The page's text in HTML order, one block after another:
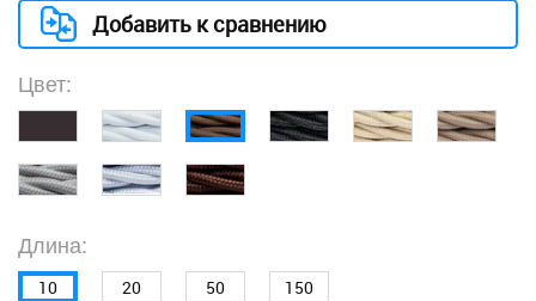
Добавить к сравнению
Цвет:
Длина:
10 20 50 150